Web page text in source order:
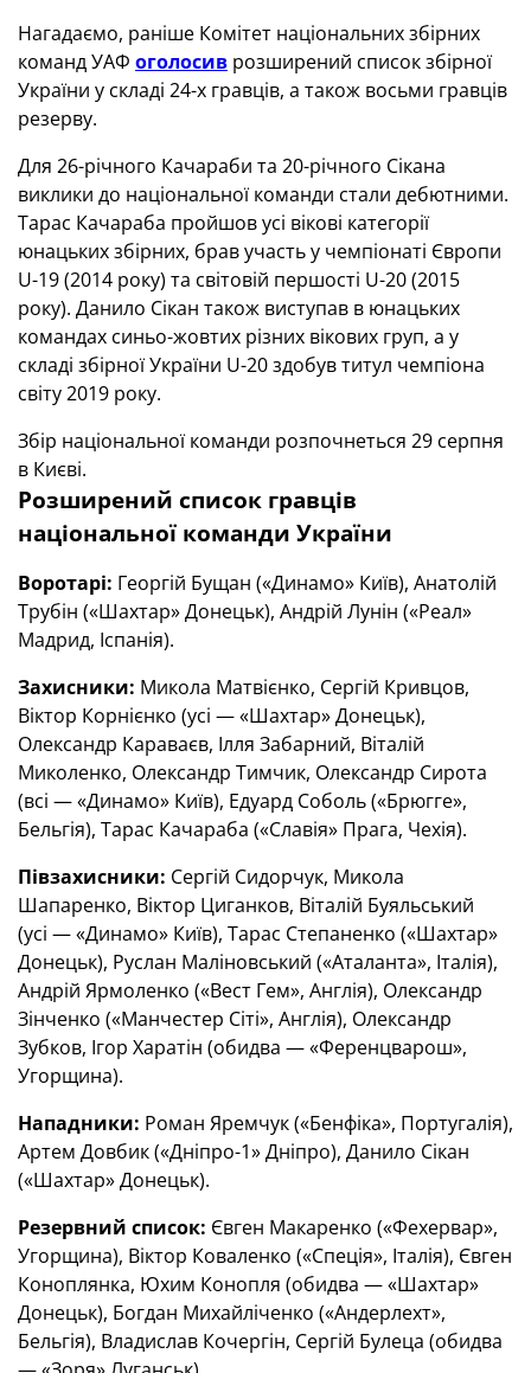
Нагадаємо, раніше Комітет національних збірних
команд УАФ оголосив розширений список збірної
України у складі 24-х гравців, а також восьми гравців
резерву.
Для 26-річного Качараби та 20-річного Сікана
виклики до національної команди стали дебютними.
Тарас Качараба пройшов усі вікові категорії
юнацьких збірних, брав участь у чемпіонаті Європи
U-19 (2014 року) та світовій першості U-20 (2015
року). Данило Сікан також виступав в юнацьких
командах синьо-жовтих різних вікових груп, а у
складі збірної України U-20 здобув титул чемпіона
світу 2019 року.
Збір національної команди розпочнеться 29 серпня
в Києві.
Розширений список гравців
національної команди України
Воротарі: Георгій Бущан («Динамо» Київ), Анатолій
Трубін («Шахтар» Донецьк), Андрій Лунін («Реал»
Мадрид, Іспанія).
Захисники: Микола Матвієнко, Сергій Кривцов,
Віктор Корнієнко (усі — «Шахтар» Донецьк),
Олександр Караваєв, Ілля Забарний, Віталій
Миколенко, Олександр Тимчик, Олександр Сирота
(всі — «Динамо» Київ), Едуард Соболь («Брюгге»,
Бельгія), Тарас Качараба («Славія» Прага, Чехія).
Півзахисники: Сергій Сидорчук, Микола
Шапаренко, Віктор Циганков, Віталій Буяльський
(усі — «Динамо» Київ), Тарас Степаненко («Шахтар»
Донецьк), Руслан Маліновський («Аталанта», Італія),
Андрій Ярмоленко («Вест Гем», Англія), Олександр
Зінченко («Манчестер Сіті», Англія), Олександр
Зубков, Ігор Харатін (обидва — «Ференцварош»,
Угорщина).
Нападники: Роман Яремчук («Бенфіка», Португалія),
Артем Довбик («Дніпро-1» Дніпро), Данило Сікан
(«Шахтар» Донецьк).
Резервний список: Євген Макаренко («Фехервар»,
Угорщина), Віктор Коваленко («Спеція», Італія), Євген
Коноплянка, Юхим Конопля (обидва — «Шахтар»
Донецьк), Богдан Михайліченко («Андерлехт»,
Бельгія), Владислав Кочергін, Сергій Булеца (обидва